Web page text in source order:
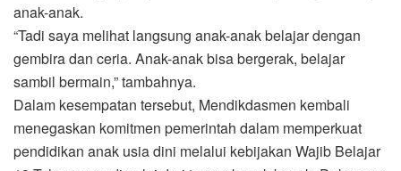
anak-anak.
“Tadi saya melihat langsung anak-anak belajar dengan
gembira dan ceria. Anak-anak bisa bergerak, belajar
sambil bermain,” tambahnya.
Dalam kesempatan tersebut, Mendikdasmen kembali
menegaskan komitmen pemerintah dalam memperkuat
pendidikan anak usia dini melalui kebijakan Wajib Belajar